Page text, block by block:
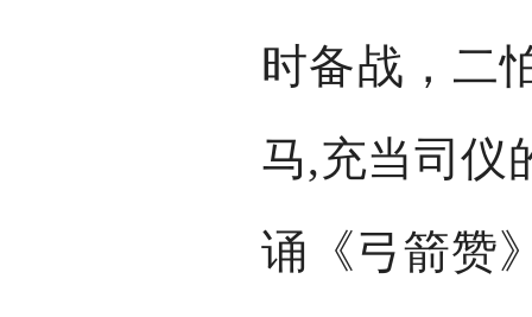
时备战，二
马,充当司仪
诵《弓箭赞